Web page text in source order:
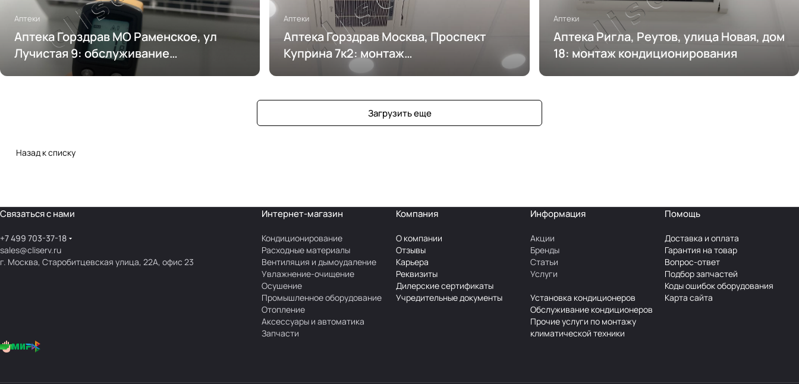
Аптеки
Аптека Горздрав МО Раменское, ул
Лучистая 9: обслуживание
кондиционирования
Аптеки
Аптека Горздрав Москва, Проспект
Куприна 7к2: монтаж
кондиционирования
Аптеки
Аптека Ригла, Реутов, улица Новая, дом
18: монтаж кондиционирования
Загрузить еще
Назад к списку
Связаться с нами
+7 499 703-37-18
sales@cliserv.ru
г. Москва, Старобитцевская улица, 22А, офис 23
Интернет-магазин
Кондиционирование
Расходные материалы
Вентиляция и дымоудаление
Увлажнение-очищение
Осушение
Промышленное оборудование
Отопление
Аксессуары и автоматика
Запчасти
Компания
О компании
Отзывы
Карьера
Реквизиты
Дилерские сертификаты
Учредительные документы
Информация
Акции
Бренды
Статьи
Услуги
Установка кондиционеров
Обслуживание кондиционеров
Прочие услуги по монтажу
климатической техники
Помощь
Доставка и оплата
Гарантия на товар
Вопрос-ответ
Подбор запчастей
Коды ошибок оборудования
Карта сайта